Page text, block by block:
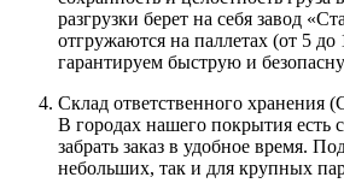
разгрузки берет на себя завод
отгружаются на паллетах (от 5
гарантируем быструю и
Склад ответственного хранения
В городах нашего покрытия есть
забрать заказ в удобное время.
небольших, так и для крупных